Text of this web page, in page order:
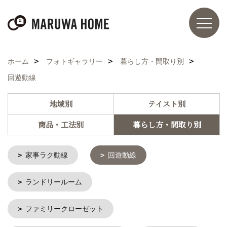
ホーム フォトギャラリー
暮らし方・間取り別
回遊動線
地域別
テイスト別
商品・工法別
暮らし方・間取り別
家事ラク動線 回遊動線
ランドリールーム
ファミリークローゼット